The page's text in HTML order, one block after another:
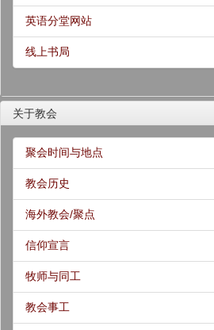
英语分堂网站
线上书局
关于教会
聚会时间与地点
教会历史
海外教会/聚点
信仰宣言
牧师与同工
教会事工